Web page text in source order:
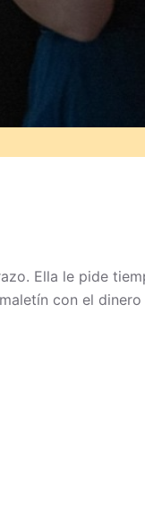
Ella le pide
con el dinero